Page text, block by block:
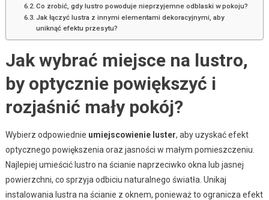
Co zrobić, gdy lustro powoduje nieprzyjemne odblaski w pokoju?
Jak łączyć lustra z innymi elementami dekoracyjnymi, aby
uniknąć efektu przesytu?
Jak wybrać miejsce na lustro,
by optycznie powiększyć i
rozjaśnić mały pokój?
Wybierz odpowiednie umiejscowienie luster, aby uzyskać efekt
optycznego powiększenia oraz jasności w małym pomieszczeniu.
Najlepiej umieścić lustro na ścianie naprzeciwko okna lub jasnej
powierzchni, co sprzyja odbiciu naturalnego światła. Unikaj
instalowania lustra na ścianie z oknem, ponieważ to ogranicza efekt